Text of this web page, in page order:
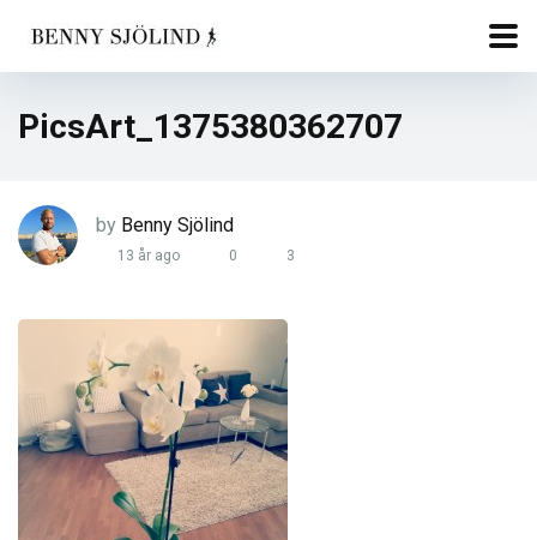
PicsArt_1375380362707
by Benny Sjölind
13 år ago 0 3